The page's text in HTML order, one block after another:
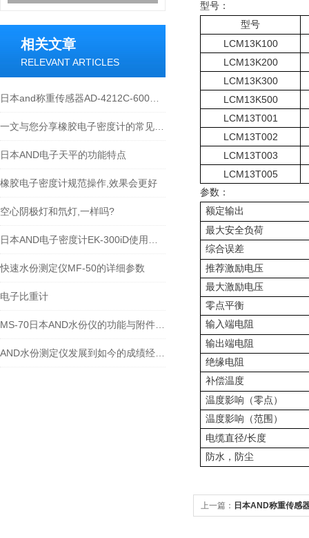
相关文章
RELEVANT ARTICLES
日本AND电子天平的功能特点
橡胶电子密度计规范操作,效果会更好
空心阴极灯和氘灯,一样吗?
快速水份测定仪MF-50的详细参数
电子比重计
型号：
型号
LCM13K100
LCM13K200
LCM13K300
LCM13K500
LCM13T001
LCM13T002
LCM13T003
LCM13T005
参数：
额定输出
最大安全负荷
综合误差
推荐激励电压
最大激励电压
零点平衡
输入端电阻
输出端电阻
绝缘电阻
补偿温度
温度影响（零点）
温度影响（范围）
电缆直径/长度
防水，防尘
上一篇： 日本AND称重传感